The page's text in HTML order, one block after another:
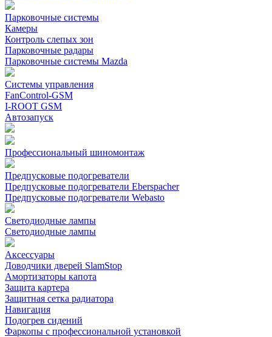
Парковочные системы
Камеры
Контроль слепых зон
Парковочные радары
Парковочные системы Mazda
Системы управления
FanControl-GSM
I-ROOT GSM
Автозапуск
Профессиональный шиномонтаж
Предпусковые подогреватели
Предпусковые подогреватели Eberspacher
Предпусковые подогреватели Webasto
Светодиодные лампы
Светодиодные лампы
Аксессуары
Доводчики дверей SlamStop
Амортизаторы капота
Защита картера
Защитная сетка радиатора
Навигация
Подогрев сидений
Фаркопы с профессиональной установкой